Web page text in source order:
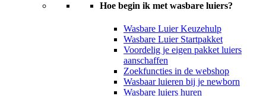
Hoe begin ik met wasbare luiers?
Wasbare Luier Keuzehulp
Wasbare Luier Startpakket
Voordelig je eigen pakket luiers
aanschaffen
Zoekfuncties in de webshop
Wasbaar luieren bij je newborn
Wasbare luiers huren